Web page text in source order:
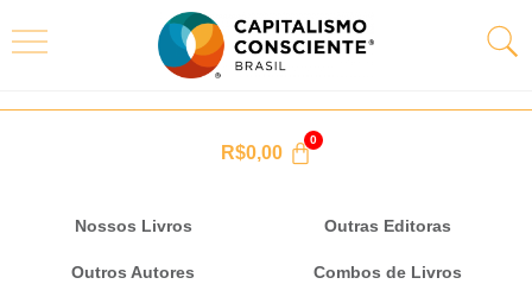
Nossos Livros Outras Editoras
Outros Autores Combos de Livros
R$0,00